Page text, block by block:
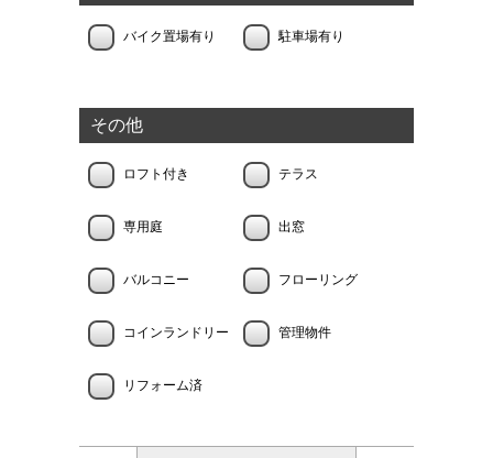
バイク置場有り 駐車場有り
その他
ロフト付き テラス
専用庭 出窓
バルコニー フローリング
コインランドリー 管理物件
リフォーム済